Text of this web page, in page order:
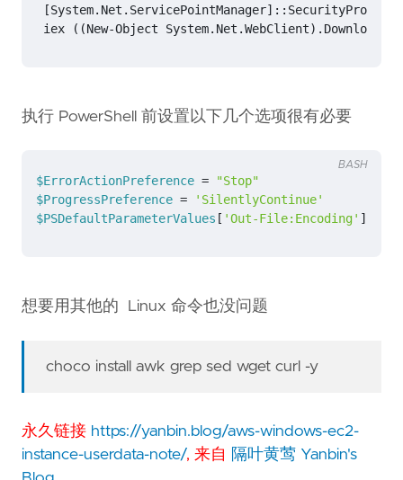
[System.Net.ServicePointManager]
iex
((New-Object System.Net.WebClient)
执行 PowerShell 前设置以下几个选项很有必要
$ErrorActionPreference =
"Stop"
$ProgressPreference =
'SilentlyContinue'
$PSDefaultParameterValues [ 'Out-File:Encoding' ]
BASH
想要用其他的 Linux 命令也没问题
choco install awk grep sed wget curl -y
永久链接 https://yanbin.blog/aws-windows-ec2-
instance-userdata-note/, 来自
隔叶黄莺 Yanbin's